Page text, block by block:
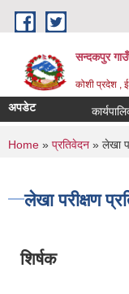
Skip to main content
सन्दकपुर
कोशी प्रदेश ,
अपडेट
You are
Home » प्रतिवेदन » लेखा
लेखा परीक्षण
शिर्षक